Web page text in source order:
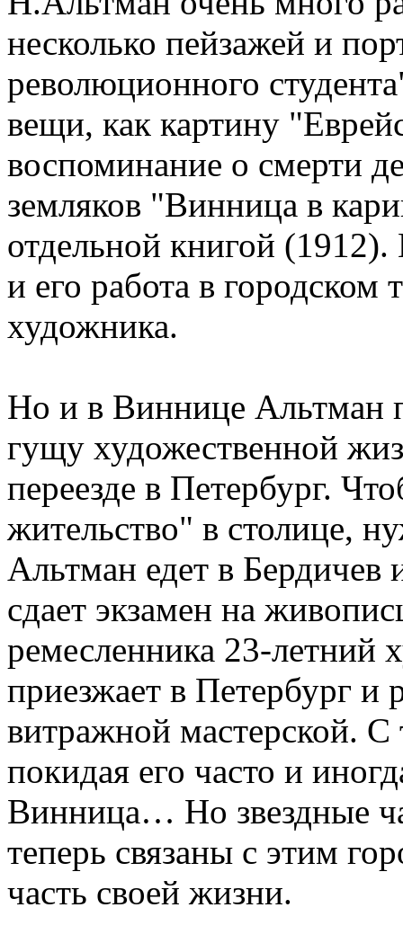
несколько пейзажей и
революционного
вещи, как картину
воспоминание о смерти
земляков "Винница в
отдельной книгой
и его работа в городском
художника.
Но и в Виннице Альтман
гущу художественной
переезде в Петербург.
жительство" в столице,
Альтман едет в Бердичев
сдает экзамен на
ремесленника 23-летний
приезжает в Петербург и
витражной мастерской. С
покидая его часто и
Винница… Но звездные
теперь связаны с этим
часть своей жизни.